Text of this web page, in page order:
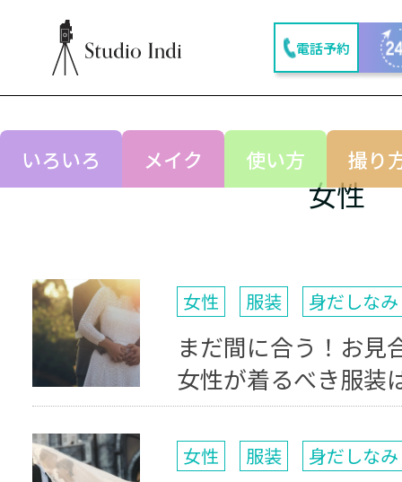
電話予約
いろいろ メイク 使い方 撮り
女性
女性 服装 身だしなみ
まだ間に合う！お見
女性が着るべき服装
女性 服装 身だしなみ